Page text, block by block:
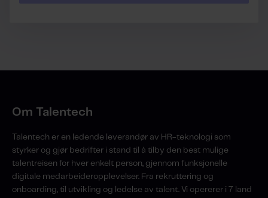
Om Talentech
Talentech er en ledende leverandør av HR-teknologi som
styrker og gjør bedrifter i stand til å tilby den best mulige
talentreisen for hver enkelt person, gjennom funksjonelle
digitale medarbeideropplevelser. Fra rekruttering og
onboarding, til utvikling og ledelse av talent. Vi opererer i 7 land